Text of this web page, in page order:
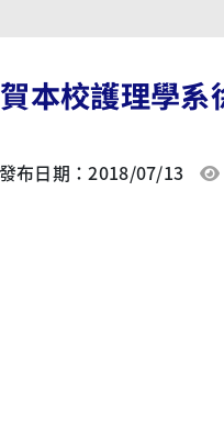
本校護理學系
發布日期：2018/07/13